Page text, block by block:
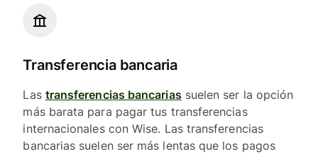
Transferencia bancaria
Las transferencias bancariassuelen ser la opción
más barata para pagar tus transferencias
internacionales con Wise. Las transferencias
bancarias suelen ser más lentas que los pagos